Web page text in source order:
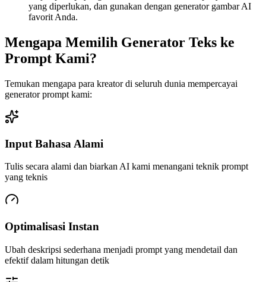
yang diperlukan, dan gunakan dengan generator gambar AI
favorit Anda.
Mengapa Memilih Generator Teks ke
Prompt Kami?
Temukan mengapa para kreator di seluruh dunia mempercayai
generator prompt kami:
Input Bahasa Alami
Tulis secara alami dan biarkan AI kami menangani teknik prompt
yang teknis
Optimalisasi Instan
Ubah deskripsi sederhana menjadi prompt yang mendetail dan
efektif dalam hitungan detik